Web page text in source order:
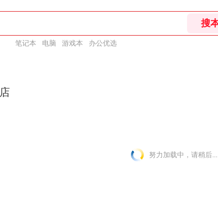
笔记本 电脑 游戏本 办公优选
努力加载中，请稍后...